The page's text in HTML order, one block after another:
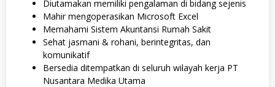
Diutamakan memiliki pengalaman di bidang sejenis
Mahir mengoperasikan Microsoft Excel
Memahami Sistem Akuntansi Rumah Sakit
Sehat jasmani & rohani, berintegritas, dan
komunikatif
Bersedia ditempatkan di seluruh wilayah kerja PT
Nusantara Medika Utama